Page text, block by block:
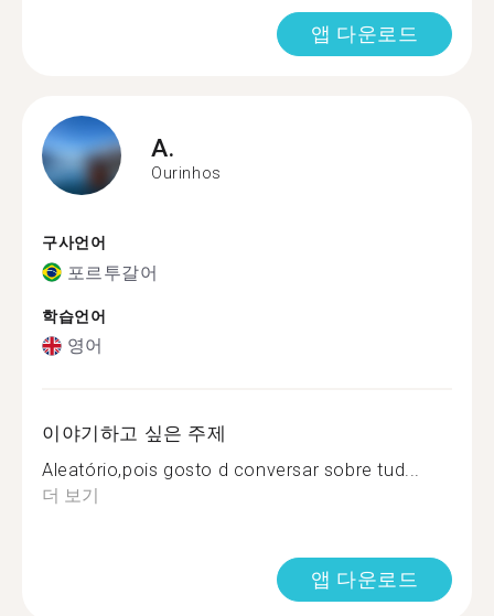
앱 다운로드
A.
Ourinhos
구사언어
포르투갈어
학습언어
영어
이야기하고 싶은 주제
Aleatório,pois gosto d conversar sobre tud...
더 보기
앱 다운로드